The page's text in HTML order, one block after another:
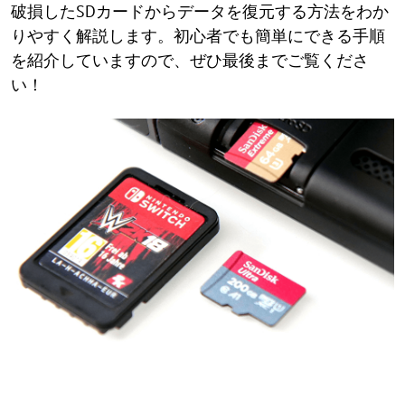
破損したSDカードからデータを復元する方法をわか
りやすく解説します。初心者でも簡単にできる手順
を紹介していますので、ぜひ最後までご覧くださ
い！